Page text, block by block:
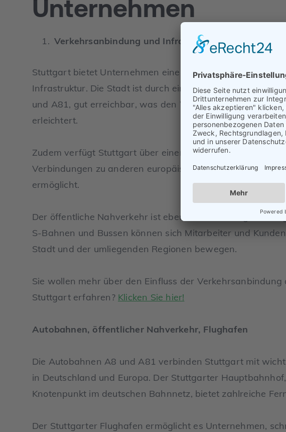
Unternehmen
Verkehrsanbindung und Infrastruktur
Stuttgart bietet Unternehmen eine erstklassige
Infrastruktur. Die Stadt ist durch ein dichtes Netz von
und A81, gut erreichbar, was den Warentransport und
erleichtert.
Zudem verfügt Stuttgart über einen internationalen
Verbindungen zu anderen europäischen und globalen
ermöglicht.
Der öffentliche Nahverkehr ist ebenfalls hervorragend
S-Bahnen und Bussen können sich Mitarbeiter und
Stadt und der umliegenden Regionen bewegen.
Sie wollen mehr über den Einfluss der
Stuttgart erfahren? Klicken Sie hier!
Autobahnen, öffentlicher Nahverkehr, Flughafen
Die Autobahnen A8 und A81 verbinden Stuttgart mit
in Deutschland und Europa. Der Stuttgarter
Knotenpunkt im deutschen Bahnnetz, bietet zahlreiche
Der Stuttgarter Flughafen ermöglicht es Unternehmen,